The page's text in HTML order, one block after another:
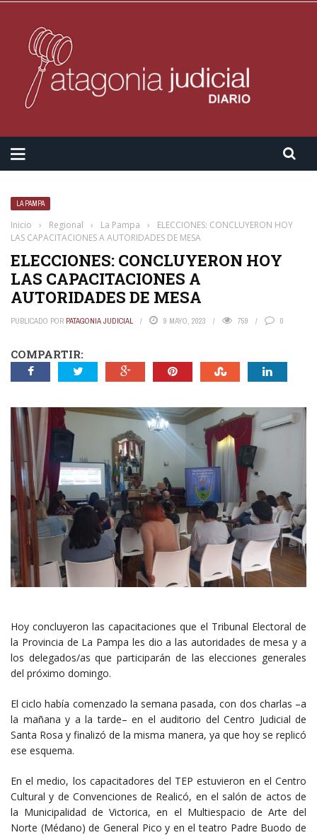
LA PAMPA
Inicio › Regional › La Pampa ›
ELECCIONES: CONCLUYERON HOY
LAS CAPACITACIONES A AUTORIDADES DE MESA
ELECCIONES: CONCLUYERON HOY
LAS CAPACITACIONES A
AUTORIDADES DE MESA
PUBLICADO POR PATAGONIA JUDICIAL 9 MAYO, 2023 759 0
COMPARTIR:
Hoy concluyeron las capacitaciones que el Tribunal Electoral de
la Provincia de La Pampa les dio a las autoridades de mesa y a
los delegados/as que participarán de las elecciones generales
del próximo domingo.
El ciclo había comenzado la semana pasada, con dos charlas –a
la mañana y a la tarde– en el auditorio del Centro Judicial de
Santa Rosa y finalizó de la misma manera, ya que hoy se replicó
ese esquema.
En el medio, los capacitadores del TEP estuvieron en el Centro
Cultural y de Convenciones de Realicó, en el salón de actos de
la Municipalidad de Victorica, en el Multiespacio de Arte del
Norte (Médano) de General Pico y en el teatro Padre Buodo de